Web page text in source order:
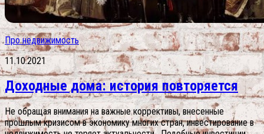
Про недвижимость
11.10.2021
Доходные дома: история повторяется
Не обращая внимания на важные коррективы, внесенные
прошлым кризисом в экономику многих стран, инвестирование в